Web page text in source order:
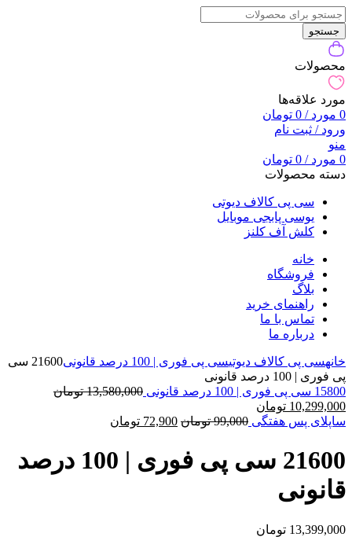
جستجو
محصولات
مورد علاقه‌ها
0 مورد/
0 تومان
ورود / ثبت نام
منو
0 مورد/
0 تومان
دسته محصولات
سی پی کالاف دیوتی
یوسی پابجی موبایل
کلش آف کلنز
خانه
فروشگاه
بلاگ
راهنمای خرید
تماس با ما
درباره ما
خانهسی پی کالاف دیوتیسی پی فوری | 100 درصد قانونی
21600 سی
پی فوری | 100 درصد قانونی
15800 سی پی فوری | 100 درصد قانونی
13,580,000 تومان
10,299,000 تومان
ساپلای پس هفتگی 99,000 تومان 72,900 تومان
21600 سی پی فوری | 100 درصد
قانونی
13,399,000 تومان